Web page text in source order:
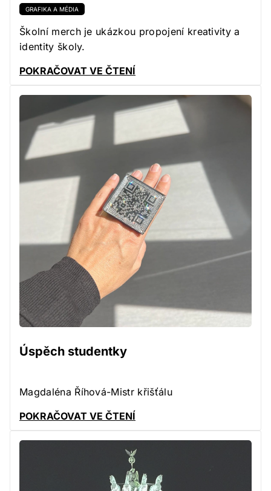
GRAFIKA A MÉDIA
Školní merch je ukázkou propojení kreativity a
identity školy.
POKRAČOVAT VE ČTENÍ
Úspěch studentky
Magdaléna Říhová-Mistr křišťálu
POKRAČOVAT VE ČTENÍ